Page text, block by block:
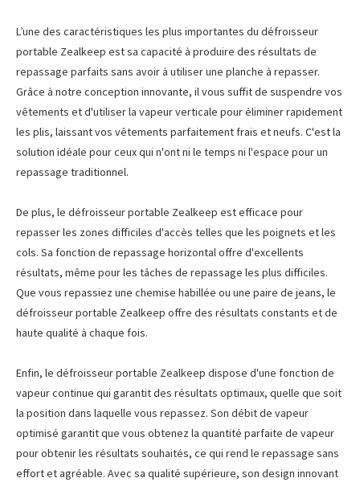
L’une des caractéristiques les plus importantes du défroisseur
portable Zealkeep est sa capacité à produire des résultats de
repassage parfaits sans avoir à utiliser une planche à repasser.
Grâce à notre conception innovante, il vous suffit de suspendre vos
vêtements et d'utiliser la vapeur verticale pour éliminer rapidement
les plis, laissant vos vêtements parfaitement frais et neufs. C'est la
solution idéale pour ceux qui n'ont ni le temps ni l'espace pour un
repassage traditionnel.
De plus, le défroisseur portable Zealkeep est efficace pour
repasser les zones difficiles d'accès telles que les poignets et les
cols. Sa fonction de repassage horizontal offre d'excellents
résultats, même pour les tâches de repassage les plus difficiles.
Que vous repassiez une chemise habillée ou une paire de jeans, le
défroisseur portable Zealkeep offre des résultats constants et de
haute qualité à chaque fois.
Enfin, le défroisseur portable Zealkeep dispose d'une fonction de
vapeur continue qui garantit des résultats optimaux, quelle que soit
la position dans laquelle vous repassez. Son débit de vapeur
optimisé garantit que vous obtenez la quantité parfaite de vapeur
pour obtenir les résultats souhaités, ce qui rend le repassage sans
effort et agréable. Avec sa qualité supérieure, son design innovant